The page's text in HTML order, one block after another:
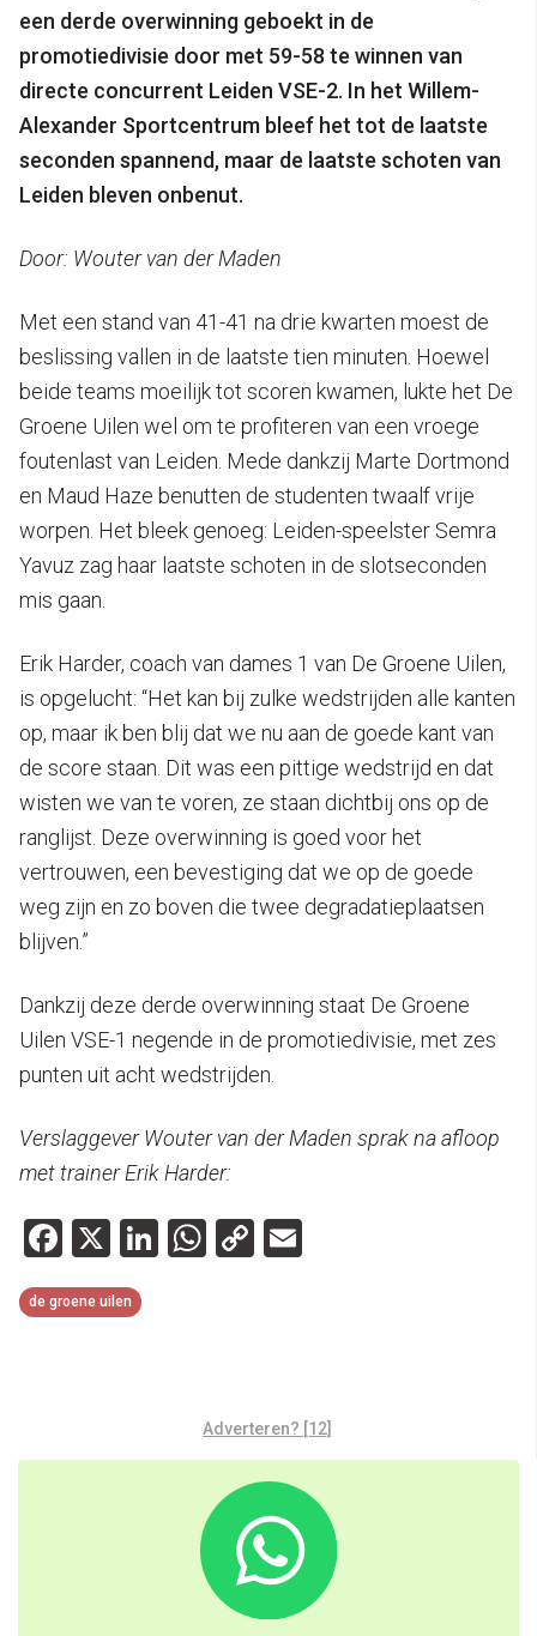
een derde overwinning geboekt in de
promotiedivisie door met 59-58 te winnen van
directe concurrent Leiden VSE-2. In het Willem-
Alexander Sportcentrum bleef het tot de laatste
seconden spannend, maar de laatste schoten van
Leiden bleven onbenut.
Door: Wouter van der Maden
Met een stand van 41-41 na drie kwarten moest de
beslissing vallen in de laatste tien minuten. Hoewel
beide teams moeilijk tot scoren kwamen, lukte het De
Groene Uilen wel om te profiteren van een vroege
foutenlast van Leiden. Mede dankzij Marte Dortmond
en Maud Haze benutten de studenten twaalf vrije
worpen. Het bleek genoeg: Leiden-speelster Semra
Yavuz zag haar laatste schoten in de slotseconden
mis gaan.
Erik Harder, coach van dames 1 van De Groene Uilen,
is opgelucht: “Het kan bij zulke wedstrijden alle kanten
op, maar ik ben blij dat we nu aan de goede kant van
de score staan. Dit was een pittige wedstrijd en dat
wisten we van te voren, ze staan dichtbij ons op de
ranglijst. Deze overwinning is goed voor het
vertrouwen, een bevestiging dat we op de goede
weg zijn en zo boven die twee degradatieplaatsen
blijven.”
Dankzij deze derde overwinning staat De Groene
Uilen VSE-1 negende in de promotiedivisie, met zes
punten uit acht wedstrijden.
Verslaggever Wouter van der Maden sprak na afloop
met trainer Erik Harder:
Facebook
X LinkedIn
WhatsApp
Copy
de groene uilen
Adverteren? [12]